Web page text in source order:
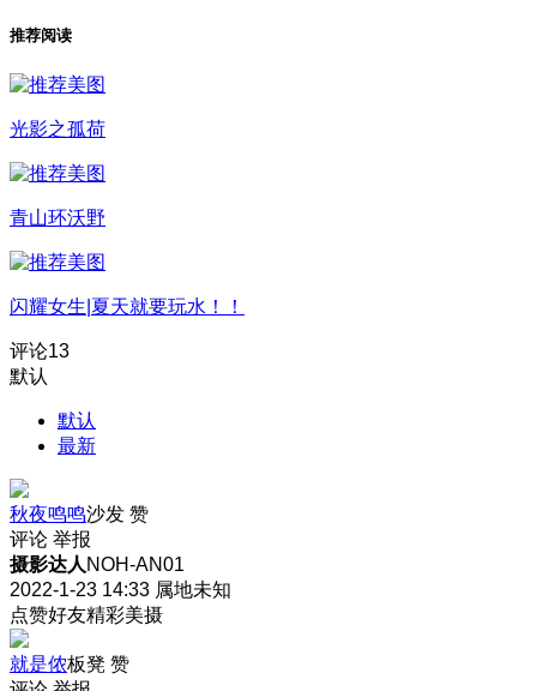
推荐阅读
光影之孤荷
青山环沃野
闪耀女生|夏天就要玩水！！
评论13
默认
默认
最新
秋夜鸣鸣沙发 赞
评论 举报
摄影达人 NOH-AN01
2022-1-23 14:33 属地未知
点赞好友精彩美摄
就是侬板凳 赞